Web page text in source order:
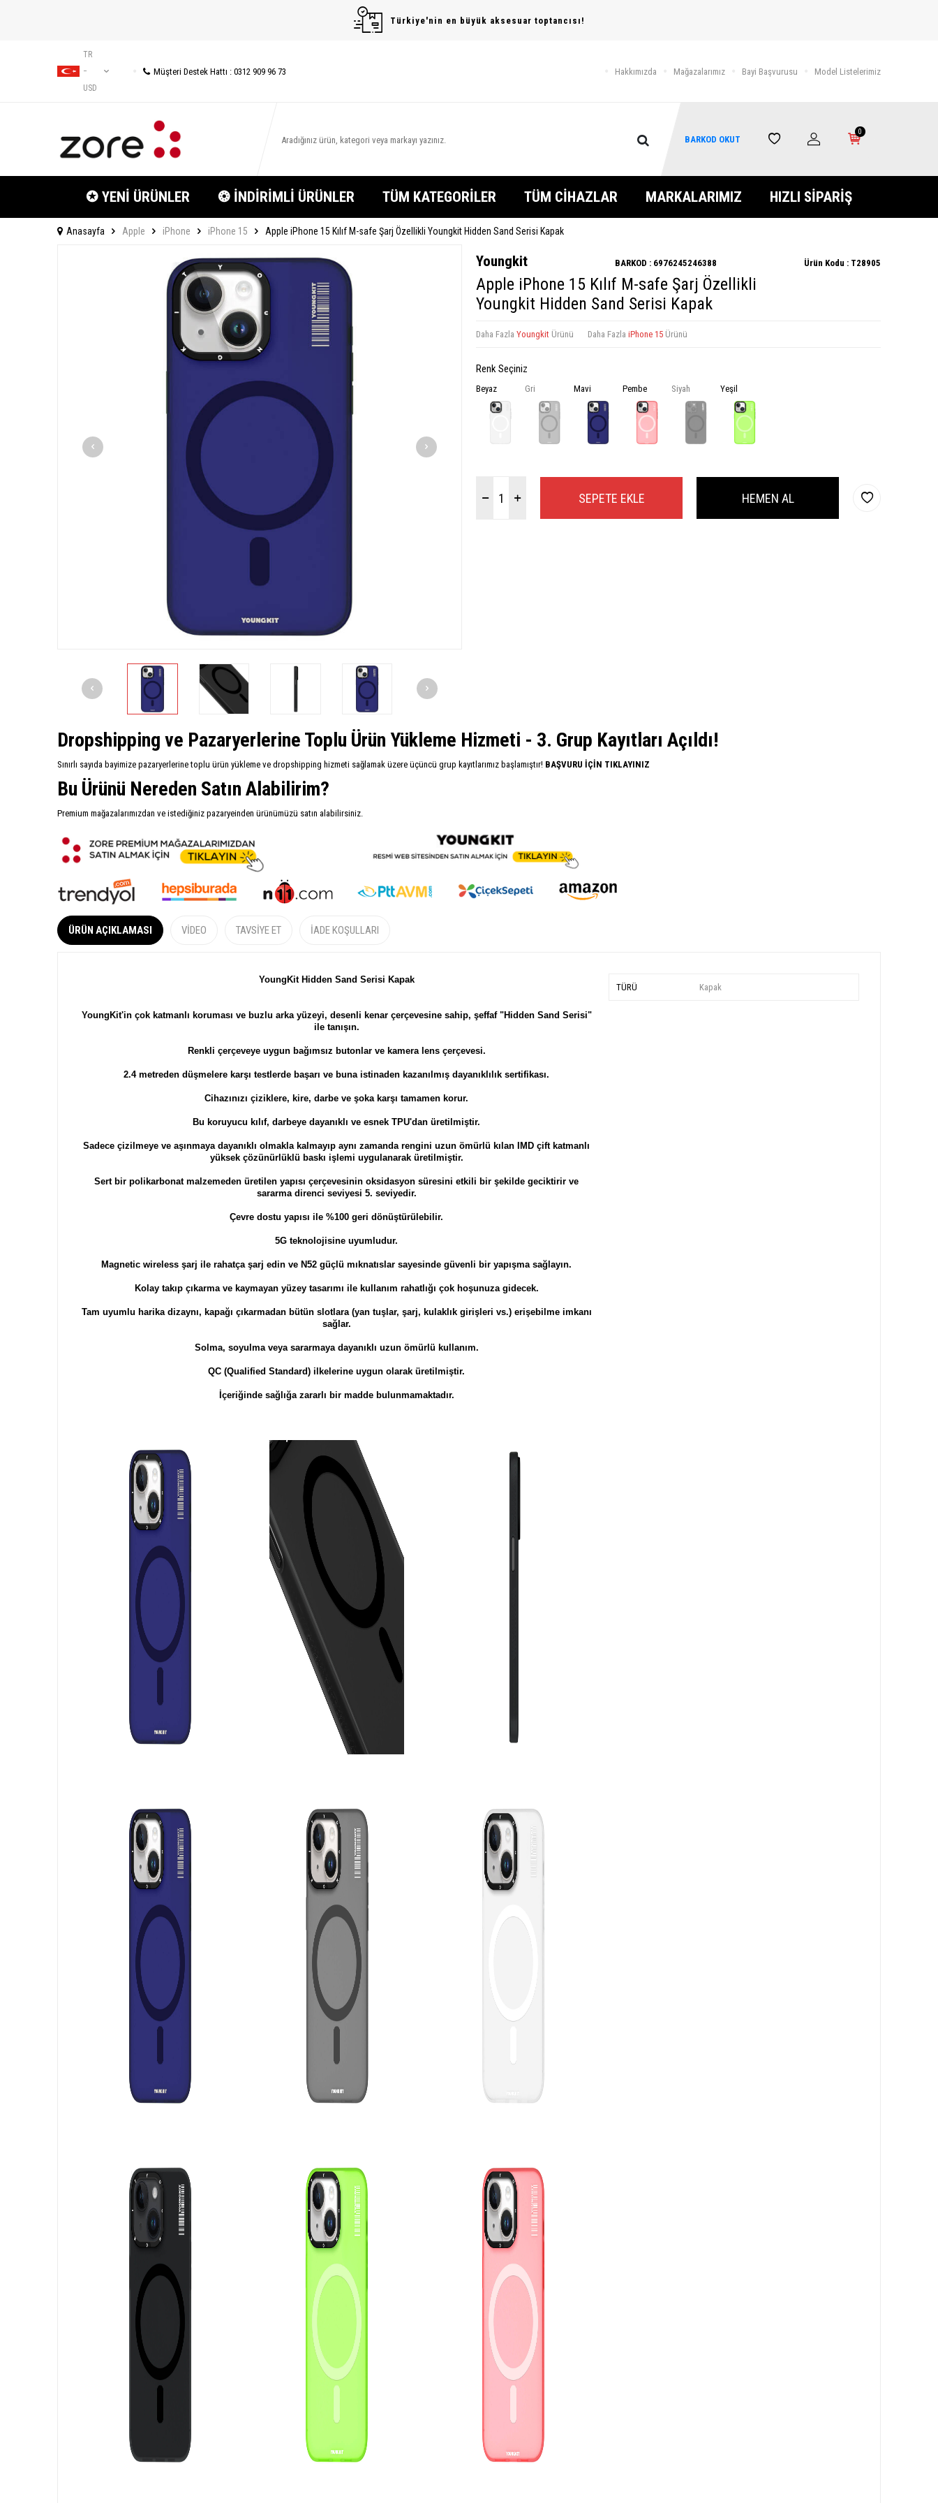
Türkiye'nin en büyük aksesuar toptancısı!
TR
−
USD
Müşteri Destek Hattı : 0312 909 96 73 Hakkımızda Mağazalarımız Bayi Başvurusu Model Listelerimiz
BARKOD OKUT
0
✪ YENİ ÜRÜNLER ❂ İNDİRİMLİ ÜRÜNLER TÜM KATEGORİLER TÜM CİHAZLAR MARKALARIMIZ HIZLI SİPARİŞ
Anasayfa Apple iPhone iPhone 15 Apple iPhone 15 Kılıf M-safe Şarj Özellikli Youngkit Hidden Sand Serisi Kapak
Youngkit BARKOD : 6976245246388 Ürün Kodu : T28905
Apple iPhone 15 Kılıf M-safe Şarj Özellikli
Youngkit Hidden Sand Serisi Kapak
Daha Fazla Youngkit Ürünü Daha Fazla iPhone 15 Ürünü
Renk Seçiniz
Beyaz Gri Mavi Pembe Siyah Yeşil
SEPETE EKLE HEMEN AL
Dropshipping ve Pazaryerlerine Toplu Ürün Yükleme Hizmeti - 3. Grup Kayıtları Açıldı!
Sınırlı sayıda bayimize pazaryerlerine toplu ürün yükleme ve dropshipping hizmeti sağlamak üzere üçüncü grup kayıtlarımız başlamıştır! BAŞVURU İÇİN TIKLAYINIZ
Bu Ürünü Nereden Satın Alabilirim?
Premium mağazalarımızdan ve istediğiniz pazaryeinden ürünümüzü satın alabilirsiniz.
ÜRÜN AÇIKLAMASI VIDEO TAVSIYE ET İADE KOŞULLARI
YoungKit Hidden Sand Serisi Kapak
YoungKit'in çok katmanlı koruması ve buzlu arka yüzeyi, desenli kenar çerçevesine sahip, şeffaf "Hidden Sand Serisi"
ile tanışın.
Renkli çerçeveye uygun bağımsız butonlar ve kamera lens çerçevesi.
2.4 metreden düşmelere karşı testlerde başarı ve buna istinaden kazanılmış dayanıklılık sertifikası.
Cihazınızı çiziklere, kire, darbe ve şoka karşı tamamen korur.
Bu koruyucu kılıf, darbeye dayanıklı ve esnek TPU'dan üretilmiştir.
Sadece çizilmeye ve aşınmaya dayanıklı olmakla kalmayıp aynı zamanda rengini uzun ömürlü kılan IMD çift katmanlı
yüksek çözünürlüklü baskı işlemi uygulanarak üretilmiştir.
Sert bir polikarbonat malzemeden üretilen yapısı çerçevesinin oksidasyon süresini etkili bir şekilde geciktirir ve
sararma direnci seviyesi 5. seviyedir.
Çevre dostu yapısı ile %100 geri dönüştürülebilir.
5G teknolojisine uyumludur.
Magnetic wireless şarj ile rahatça şarj edin ve N52 güçlü mıknatıslar sayesinde güvenli bir yapışma sağlayın.
Kolay takıp çıkarma ve kaymayan yüzey tasarımı ile kullanım rahatlığı çok hoşunuza gidecek.
Tam uyumlu harika dizaynı, kapağı çıkarmadan bütün slotlara (yan tuşlar, şarj, kulaklık girişleri vs.) erişebilme imkanı
sağlar.
Solma, soyulma veya sararmaya dayanıklı uzun ömürlü kullanım.
QC (Qualified Standard) ilkelerine uygun olarak üretilmiştir.
İçeriğinde sağlığa zararlı bir madde bulunmamaktadır.
TÜRÜ Kapak